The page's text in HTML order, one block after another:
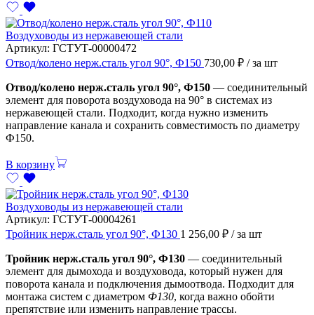
Воздуховоды из нержавеющей стали
Артикул: ГСТУТ-00000472
Отвод/колено нерж.сталь угол 90°, Ф150 730,00 ₽ / за шт
Отвод/колено нерж.сталь угол 90°, Ф150 — соединительный
элемент для поворота воздуховода на 90° в системах из
нержавеющей стали. Подходит, когда нужно изменить
направление канала и сохранить совместимость по диаметру
Ф150.
В корзину
Воздуховоды из нержавеющей стали
Артикул: ГСТУТ-00004261
Тройник нерж.сталь угол 90°, Ф130 1 256,00 ₽ / за шт
Тройник нерж.сталь угол 90°, Ф130 — соединительный
элемент для дымохода и воздуховода, который нужен для
поворота канала и подключения дымоотвода. Подходит для
монтажа систем с диаметром Ф130, когда важно обойти
препятствие или изменить направление трассы.